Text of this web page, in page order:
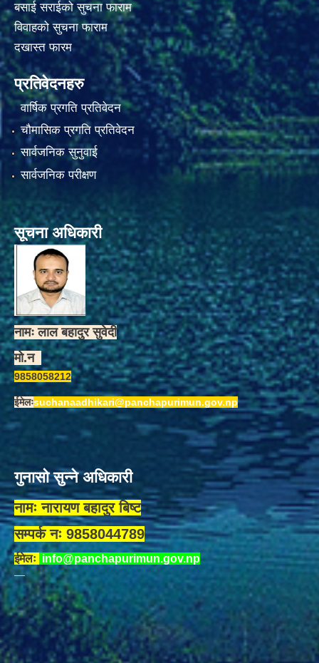
बसाई सराईको सुचना फाराम
विवाहको सुचना फाराम
दखास्त फारम
प्रतिवेदनहरु
वार्षिक प्रगति प्रतिवेदन
चौमासिक प्रगति प्रतिवेदन
सार्वजनिक सुनुवाई
सार्वजनिक परीक्षण
सूचना अधिकारी
नामः लाल बहादुर सुवेदी
मो.न
9858058212
ईमेलःsuchanaadhikari@panchapurimun.gov.np
गुनासो सुन्ने अधिकारी
नामः नारायण बहादुर बिष्ट
सम्पर्क नः 9858044789
ईमेलः info@panchapurimun.gov.np